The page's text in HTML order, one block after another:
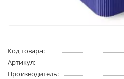
Код товара:
Артикул:
Производитель: